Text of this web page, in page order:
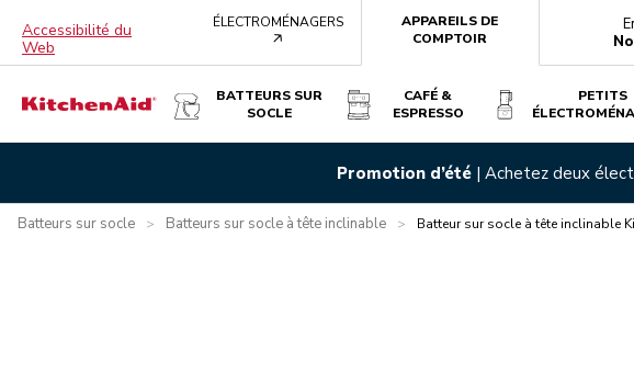
Accessibilité du
Web
ÉLECTROMÉNAGERS
APPAREILS DE
COMPTOIR
BATTEURS SUR
SOCLE
CAFÉ &
ESPRESSO
PETITS
Promotion d’été | Achetez deux
Batteurs sur socle > Batteurs sur socle à tête inclinable > Batteur sur socle à tête inclinable
Avantages Caractéristiques